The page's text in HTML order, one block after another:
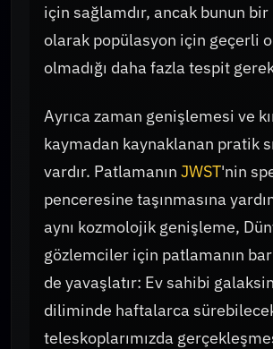
için sağlamdır, ancak bunun bir
olarak popülasyon için geçerli
olmadığı daha fazla tespit
Ayrıca zaman genişlemesi ve
kaymadan kaynaklanan pratik
vardır. Patlamanın JWST'nin
penceresine taşınmasına
aynı kozmolojik genişleme,
gözlemciler için patlamanın
de yavaşlatır: Ev sahibi
diliminde haftalarca
teleskoplarımızda